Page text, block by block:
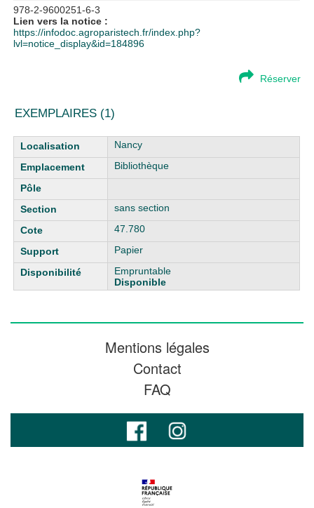
978-2-9600251-6-3
Lien vers la notice :
https://infodoc.agroparistech.fr/index.php?
lvl=notice_display&id=184896
Réserver
EXEMPLAIRES (1)
Liste des exemplaires
Nancy
Bibliothèque
sans section
47.780
Papier
Empruntable
Disponible
Mentions légales
Contact
FAQ